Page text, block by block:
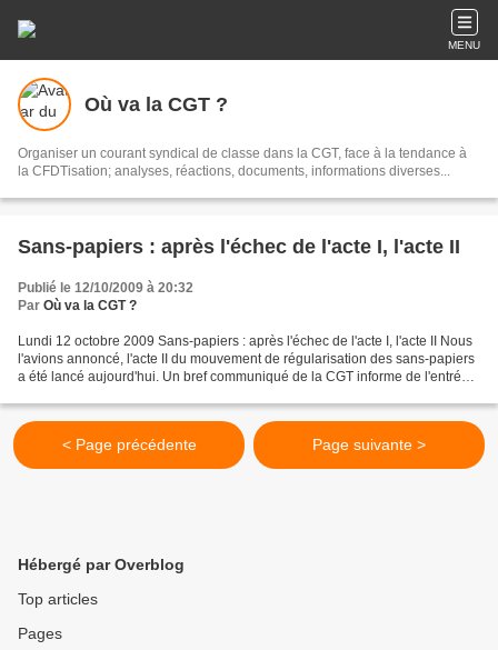
MENU
Où va la CGT ?
Organiser un courant syndical de classe dans la CGT, face à la tendance à
la CFDTisation; analyses, réactions, documents, informations diverses...
Sans-papiers : après l'échec de l'acte I, l'acte II
Publié le 12/10/2009 à 20:32
Par Où va la CGT ?
Lundi 12 octobre 2009 Sans-papiers : après l'échec de l'acte I, l'acte II Nous
l'avions annoncé, l'acte II du mouvement de régularisation des sans-papiers
a été lancé aujourd'hui. Un bref communiqué de la CGT informe de l'entrée
< Page précédente Page suivante >
Hébergé par Overblog
Top articles
Pages